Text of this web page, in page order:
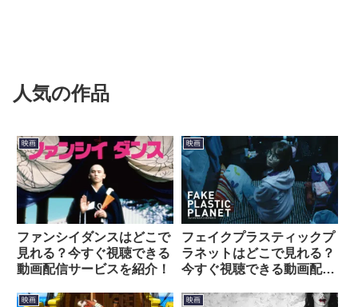
人気の作品
映画
ファンシイダンスはどこで
見れる？今すぐ視聴できる
動画配信サービスを紹介！
映画
フェイクプラスティックプ
ラネットはどこで見れる？
今すぐ視聴できる動画配信
映画 映画